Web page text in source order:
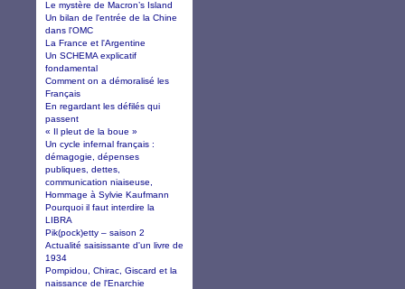
Le mystère de Macron’s Island
Un bilan de l'entrée de la Chine
dans l'OMC
La France et l'Argentine
Un SCHEMA explicatif
fondamental
Comment on a démoralisé les
Français
En regardant les défilés qui
passent
« Il pleut de la boue »
Un cycle infernal français :
démagogie, dépenses
publiques, dettes,
communication niaiseuse,
Hommage à Sylvie Kaufmann
Pourquoi il faut interdire la
LIBRA
Pik(pock)etty – saison 2
Actualité saisissante d'un livre de
1934
Pompidou, Chirac, Giscard et la
naissance de l'Enarchie